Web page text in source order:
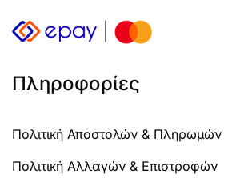
Πληροφορίες
Πολιτική Αποστολών & Πληρωμών
Πολιτική Αλλαγών & Επιστροφών